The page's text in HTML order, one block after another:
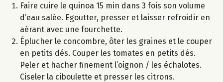
Faire cuire le quinoa 15 min dans 3 fois son volume
d’eau salée. Egoutter, presser et laisser refroidir en
aérant avec une fourchette.
Éplucher le concombre, ôter les graines et le couper
en petits dés. Couper les tomates en petits dés.
Peler et hacher finement l’oignon / les échalotes.
Ciseler la ciboulette et presser les citrons.